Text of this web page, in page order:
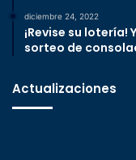
diciembre 24, 2022
¡Revise su
sorteo de
Actualizaciones